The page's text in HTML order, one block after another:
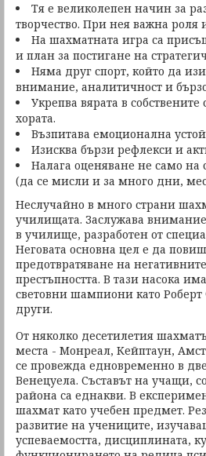
Тя е великолепен начин за
творчество. При нея важна
На шахматната игра са
и план за постигане на
Няма друг спорт, който да
внимание, аналитичност и
Укрепва вярата в
хората.
Възпитава емоционална
Изисква бързи рефлекси и
Налага оценяване не само на
(да се мисли и за много дни,
Неслучайно в много страни
училищата. Заслужава
в училище, разработен от
Неговата основна цел е да
предотвратяване на
престъпността. В тази насока
световни шампиони като
други.
От няколко десетилетия
места - Монреал, Кейптаун,
се провежда едновременно в
Венецуела. Съставът на учащи,
района са еднакви. В
шахмат като учебен предмет.
развитие на учениците,
успеваемостта, дисциплината,